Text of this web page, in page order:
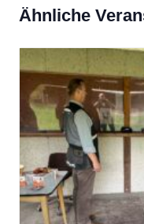
Ähnliche